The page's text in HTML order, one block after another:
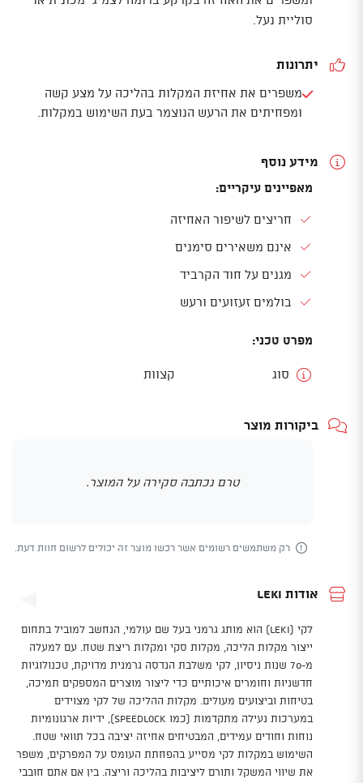
סוליית נעל.
יתרונות
משפרים את אחיזת המקלות בהליכה על מצע קשה
ומפחיתים את הרעש הנוצמר בעת השימוש במקלות.
מידע נוסף
מאפיינים עיקריים:
חריצים לשיפור האחיזה
אינם משאירים סימנים
מגנים על חוד הקרביד
בולמים זעזועים ורעש
מפרט טכני:
סוג קצוות
ביקורות מוצר
טרם נכתבה סקירה על המוצר.
רק משתמשים רשומים אשר רכשו מוצר זה יכולים לרשום חוות דעת.
אודות Leki
לקי (Leki) הוא מותג גרמני בעל שם עולמי, הנחשב למוביל בתחום
ייצור מקלות הליכה, מקלות סקי ומקלות ריצת שטח. עם למעלה
מ-70 שנות ניסיון, לקי משלבת הנדסה גרמנית מדויקת, טכנולוגיות
חדשניות וחומרים איכותיים כדי ליצור מוצרים המספקים תמיכה,
בטיחות וביצועים מעולים. מקלות ההליכה של לקי מצוידים
במערכות נעילה מתקדמות (כמו SpeedLock), ידיות ארגונומיות
נוחות וחודים עמידים, המבטיחים אחיזה יציבה בכל תוואי שטח.
השימוש במקלות לקי מסייע בהפחתת העומס על המפרקים, משפר
את שיווי המשקל ותורם ליציבות בהליכה וריצה. בין אם אתם חובבי